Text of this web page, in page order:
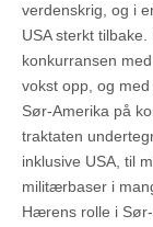
verdenskrig, og i
USA sterkt
konkurransen
vokst opp, og
Sør-Amerika på
traktaten
inklusive USA, til
militærbaser i
Hærens rolle i